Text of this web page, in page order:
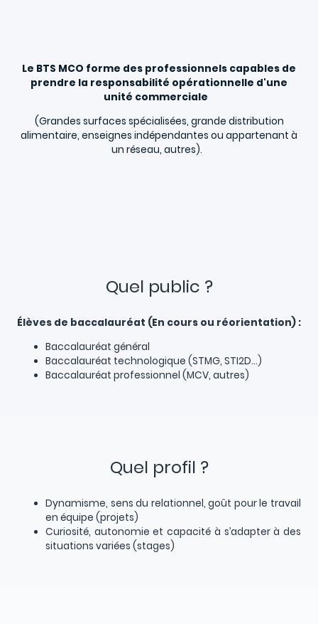
Le BTS MCO forme des professionnels capables de
prendre la responsabilité opérationnelle d'une
unité commerciale
(Grandes surfaces spécialisées, grande distribution
alimentaire, enseignes indépendantes ou appartenant à
un réseau, autres).
Quel public ?
Élèves de baccalauréat (En cours ou réorientation) :
Baccalauréat général
Baccalauréat technologique (STMG, STI2D…)
Baccalauréat professionnel (MCV, autres)
Quel profil ?
Dynamisme, sens du relationnel, goût pour le travail
en équipe (projets)
Curiosité, autonomie et capacité à s’adapter à des
situations variées (stages)